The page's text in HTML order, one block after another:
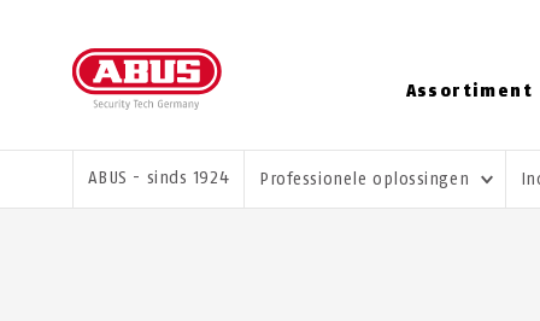
Assortiment
U BENT HIER:
ABUS - sinds 1924 Professionele oplossingen